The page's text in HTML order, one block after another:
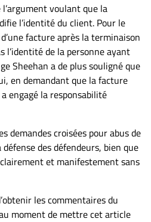
voulant que la
l’identité du client. Pour le
facture après la terminaison
l’identité de la personne ayant
Sheehan a de plus souligné que
en demandant que la facture
engagé la responsabilité
demandes croisées pour abus de
des défendeurs, bien que
et manifestement sans
les commentaires du
moment de mettre cet article